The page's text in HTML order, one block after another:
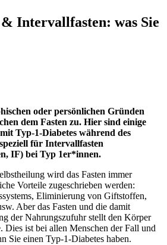
Intervallfasten: was Sie
oder persönlichen Gründen
dem Fasten zu. Hier sind einige
Typ-1-Diabetes während des
für Intervallfasten
IF) bei Typ 1er*innen.
wird das Fasten immer
Vorteile zugeschrieben werden:
Eliminierung von Giftstoffen,
Aber das Fasten und die damit
der Nahrungszufuhr stellt den Körper
Dies ist bei allen Menschen der Fall und
Sie einen Typ-1-Diabetes haben.